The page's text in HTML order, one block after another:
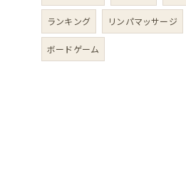
ランキング リンパマッサージ
ボードゲーム